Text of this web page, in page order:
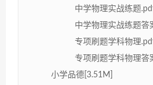
中学物理实战练题
中学物理实战练题答
专项刷题学科物理
专项刷题学科物理答
小学品德[3.51M]